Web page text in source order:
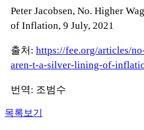
Peter Jacobsen, No. Higher
of Inflation, 9 July, 2021
출처: https://fee.org/articles/
aren-t-a-silver-lining-of-
번역: 조범수
목록보기